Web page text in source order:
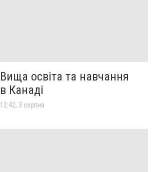
Вища освіта та навчання
в Канаді
12:42, 3 серпня